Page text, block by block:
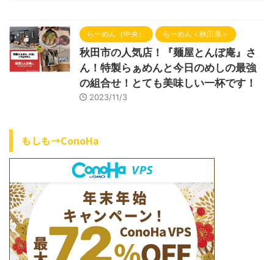
らーめん（中央） らーめん＜秋田県＞
秋田市の人気店！『麺屋とんぼ庵』さ
ん！特製らぁめんと今日のめしの最強
の組合せ！とても美味しい一杯です！
2023/11/3
もしも→ConoHa